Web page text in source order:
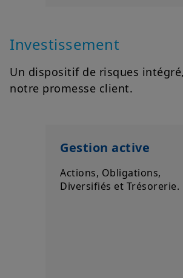
Investissement
Un dispositif de risques
notre promesse client.
Gestion active
Actions, Obligations,
Diversifiés et Trésorerie.